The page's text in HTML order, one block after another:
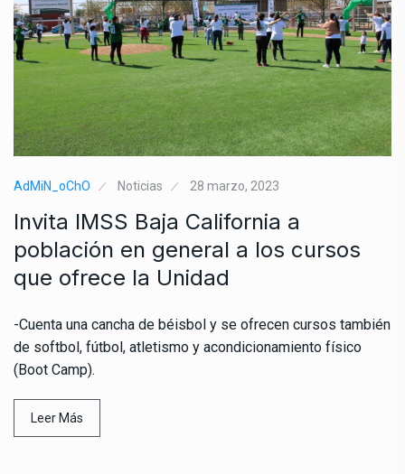
AdMiN_oChO Noticias 28 marzo, 2023
Invita IMSS Baja California a
población en general a los cursos
que ofrece la Unidad
-Cuenta una cancha de béisbol y se ofrecen cursos también
de softbol, fútbol, atletismo y acondicionamiento físico
(Boot Camp).
Leer Más